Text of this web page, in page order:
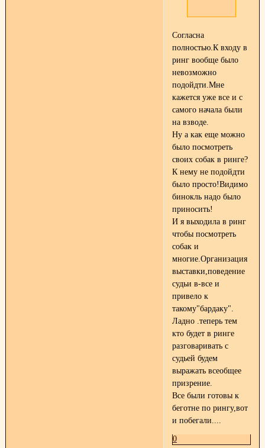
Согласна
полностью.К входу в
ринг вообще было
невозможно
подойдти.Мне
кажется уже все и с
самого начала были
на взводе.
Ну а как еще можно
было посмотреть
своих собак в ринге?
К нему не подойдти
было просто!Видимо
бинокль надо было
приносить!
И я выходила в ринг
чтобы посмотреть
собак и
многие.Организация
выставки,поведение
судьи в-все и
привело к
такому"бардаку".
Ладно .теперь тем
кто будет в ринге
разговаривать с
судьей будем
выражать всеобщее
призрение.
Все были готовы к
беготне по рингу,вот
и побегали....
0